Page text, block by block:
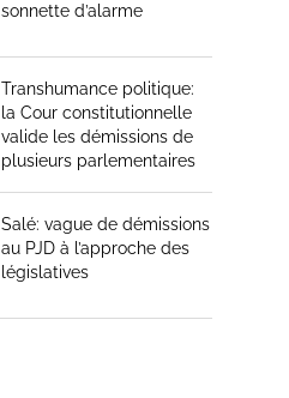
sonnette d’alarme
Transhumance politique:
la Cour constitutionnelle
valide les démissions de
plusieurs parlementaires
Salé: vague de démissions
au PJD à l’approche des
législatives